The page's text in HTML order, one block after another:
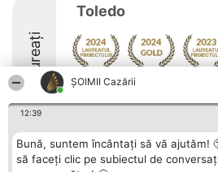
ȘOIMII Cazării
12:39
Bună, suntem încântați să vă ajutăm!
să faceți clic pe subiectul de
Laureați
Toledo